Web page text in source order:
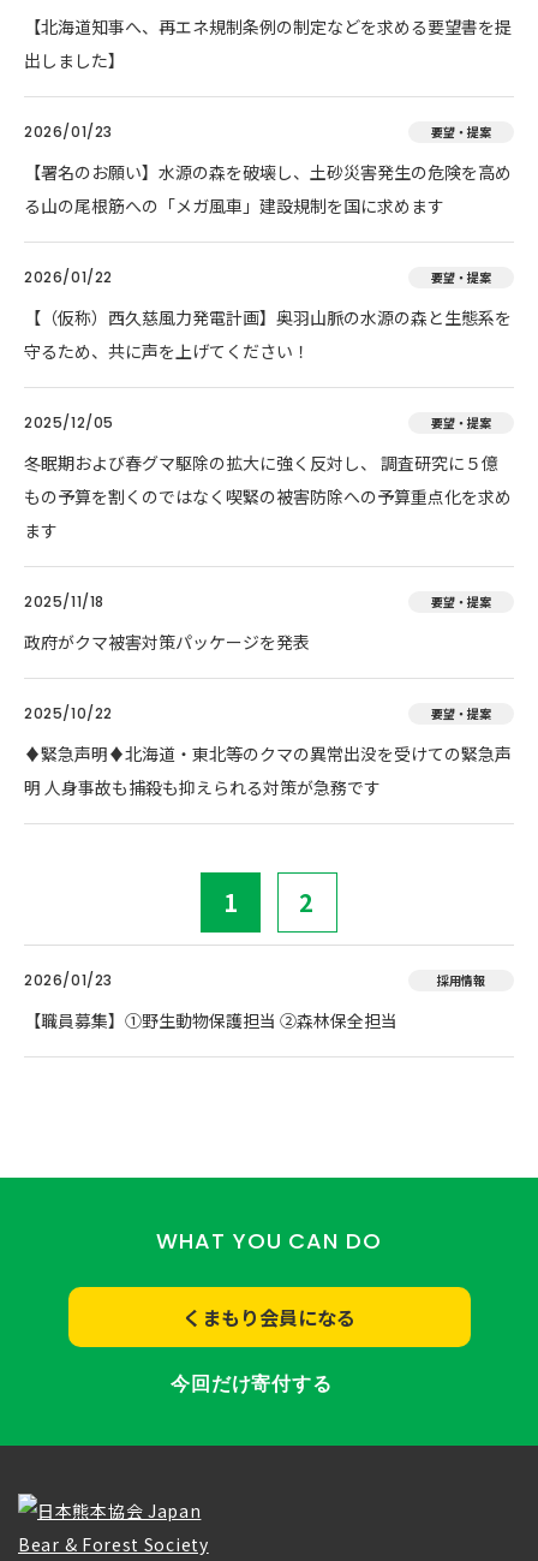
【北海道知事へ、再エネ規制条例の制定などを求める要望書を提
出しました】
2026/01/23 要望・提案
【署名のお願い】水源の森を破壊し、土砂災害発生の危険を高め
る山の尾根筋への「メガ風車」建設規制を国に求めます
2026/01/22 要望・提案
【（仮称）西久慈風力発電計画】奥羽山脈の水源の森と生態系を
守るため、共に声を上げてください！
2025/12/05 要望・提案
冬眠期および春グマ駆除の拡大に強く反対し、 調査研究に５億
もの予算を割くのではなく喫緊の被害防除への予算重点化を求め
ます
2025/11/18 要望・提案
政府がクマ被害対策パッケージを発表
2025/10/22 要望・提案
♦️緊急声明♦️北海道・東北等のクマの異常出没を受けての緊急声
明 人身事故も捕殺も抑えられる対策が急務です
1 2
2026/01/23 採用情報
【職員募集】①野生動物保護担当 ②森林保全担当
WHAT YOU CAN DO
くまもり会員になる
今回だけ寄付する